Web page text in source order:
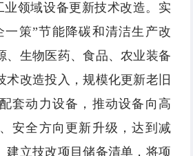
业领域设备更新技术改造。实
一策”节能降碳和清洁生产改
、生物医药、食品、农业装备
术改造投入，规模化更新老旧
套动力设备，推动设备向高
安全方向更新升级，达到减
建立技改项目储备清单，将项